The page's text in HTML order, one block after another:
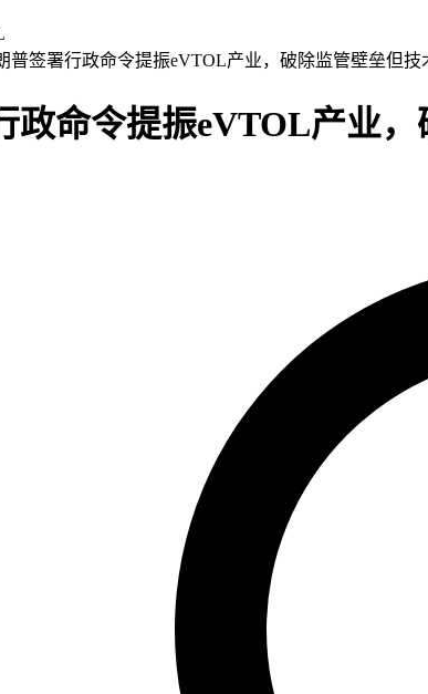
普签署行政命令提振eVTOL产业，破除监管壁垒但技
政命令提振eVTOL产业